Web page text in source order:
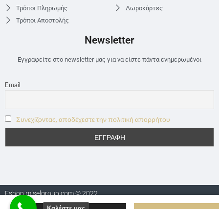
Τρόποι Πληρωμής
Τρόποι Αποστολής
Δωροκάρτες
Newsletter
Εγγραφείτε στο newsletter μας για να είστε πάντα ενημερωμένοι
Email
Συνεχίζοντας, αποδέχεστε την πολιτική απορρήτου
Eshop.miselgroup.com © 2022